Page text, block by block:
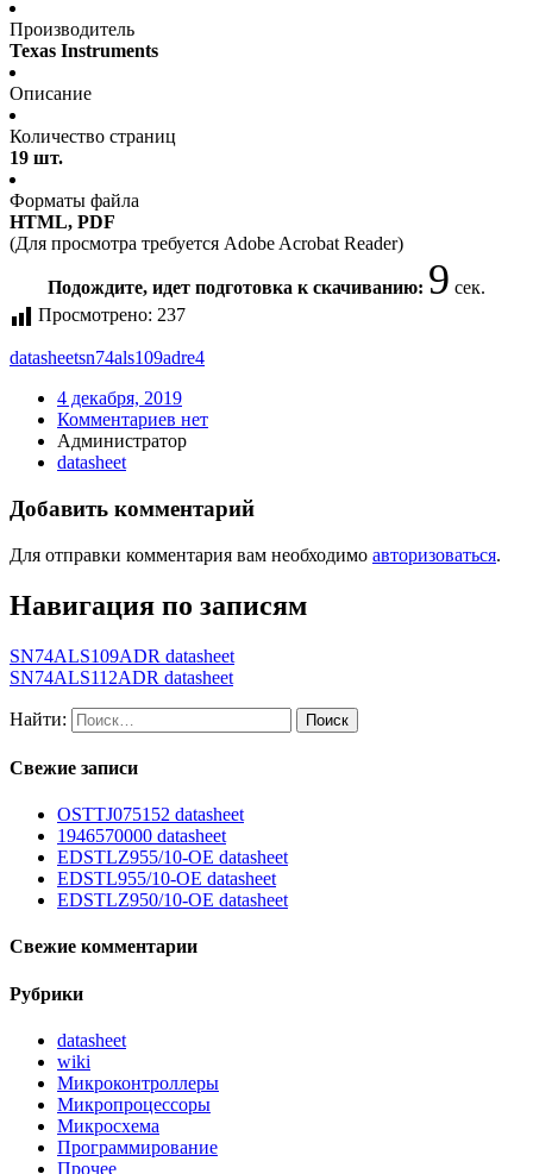
Производитель
Texas Instruments
Описание
Количество страниц
19 шт.
Форматы файла
HTML, PDF
(Для просмотра требуется Adobe Acrobat Reader)
Подождите, идет подготовка к скачиванию: 9 сек.
Просмотрено: 237
datasheetsn74als109adre4
4 декабря, 2019
Комментариев нет
Администратор
datasheet
Добавить комментарий
Для отправки комментария вам необходимо авторизоваться.
Навигация по записям
SN74ALS109ADR datasheet
SN74ALS112ADR datasheet
Найти:
Свежие записи
OSTTJ075152 datasheet
1946570000 datasheet
EDSTLZ955/10-OE datasheet
EDSTL955/10-OE datasheet
EDSTLZ950/10-OE datasheet
Свежие комментарии
Рубрики
datasheet
wiki
Микроконтроллеры
Микропроцессоры
Микросхема
Программирование
Прочее